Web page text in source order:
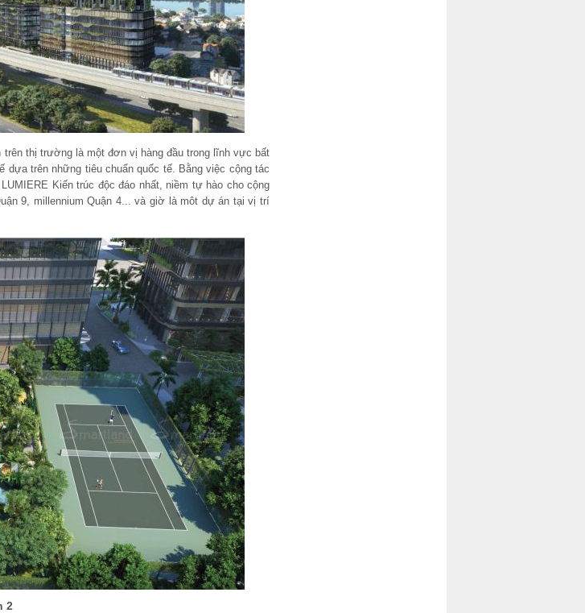
thị trường là một đơn vị hàng đầu trong lĩnh vực bất
trên những tiêu chuẩn quốc tế. Bằng việc cộng tác
Kiến trúc độc đáo nhất, niềm tự hào cho cộng
9, millennium Quận 4... và giờ là môt dự án tại vị trí
2